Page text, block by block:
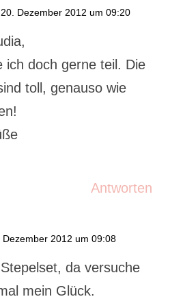
Dezember 2012 um 09:20
ich doch gerne teil. Die
toll, genauso wie
Antworten
Dezember 2012 um 09:08
da versuche
mein Glück.